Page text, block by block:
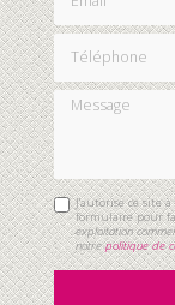
Téléphone
Message
J'autorise ce site
formulaire pour
exploitation
notrepolitique de